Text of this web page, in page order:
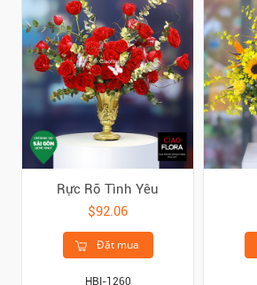
Rực Rỡ Tình Yêu
$92.06
Đặt mua
HBI-1260